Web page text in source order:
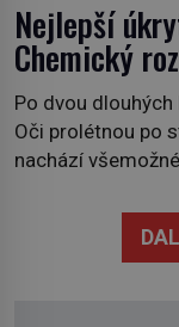
Nejlepší
Chemický
Po dvou
Oči prolétnou po
nachází
plán dokončit.
směs s názvem